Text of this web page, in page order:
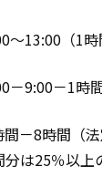
～13:00（1時
－9:00－1時
間－8時間（
は25％以上